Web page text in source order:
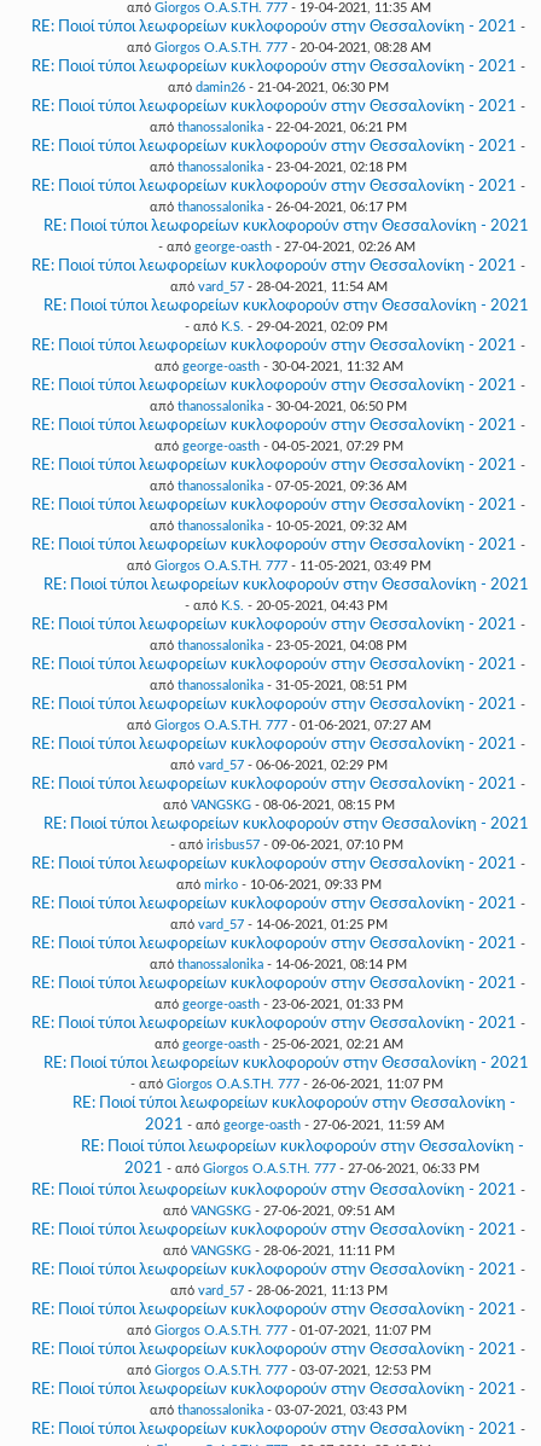
από Giorgos O.A.S.TH. 777- 19-04-2021, 11:35 AM
RE: Ποιοί τύποι λεωφορείων κυκλοφορούν στην Θεσσαλονίκη - 2021 -
από Giorgos O.A.S.TH. 777- 20-04-2021, 08:28 AM
RE: Ποιοί τύποι λεωφορείων κυκλοφορούν στην Θεσσαλονίκη - 2021 -
από damin26 - 21-04-2021, 06:30 PM
RE: Ποιοί τύποι λεωφορείων κυκλοφορούν στην Θεσσαλονίκη - 2021 -
από thanossalonika - 22-04-2021, 06:21 PM
RE: Ποιοί τύποι λεωφορείων κυκλοφορούν στην Θεσσαλονίκη - 2021 -
από thanossalonika - 23-04-2021, 02:18 PM
RE: Ποιοί τύποι λεωφορείων κυκλοφορούν στην Θεσσαλονίκη - 2021 -
από thanossalonika - 26-04-2021, 06:17 PM
RE: Ποιοί τύποι λεωφορείων κυκλοφορούν στην Θεσσαλονίκη - 2021
- από george-oasth- 27-04-2021, 02:26 AM
RE: Ποιοί τύποι λεωφορείων κυκλοφορούν στην Θεσσαλονίκη - 2021 -
από vard_57- 28-04-2021, 11:54 AM
RE: Ποιοί τύποι λεωφορείων κυκλοφορούν στην Θεσσαλονίκη - 2021
- από K.S. - 29-04-2021, 02:09 PM
RE: Ποιοί τύποι λεωφορείων κυκλοφορούν στην Θεσσαλονίκη - 2021 -
από george-oasth- 30-04-2021, 11:32 AM
RE: Ποιοί τύποι λεωφορείων κυκλοφορούν στην Θεσσαλονίκη - 2021 -
από thanossalonika - 30-04-2021, 06:50 PM
RE: Ποιοί τύποι λεωφορείων κυκλοφορούν στην Θεσσαλονίκη - 2021 -
από george-oasth- 04-05-2021, 07:29 PM
RE: Ποιοί τύποι λεωφορείων κυκλοφορούν στην Θεσσαλονίκη - 2021 -
από thanossalonika - 07-05-2021, 09:36 AM
RE: Ποιοί τύποι λεωφορείων κυκλοφορούν στην Θεσσαλονίκη - 2021 -
από thanossalonika - 10-05-2021, 09:32 AM
RE: Ποιοί τύποι λεωφορείων κυκλοφορούν στην Θεσσαλονίκη - 2021 -
από Giorgos O.A.S.TH. 777- 11-05-2021, 03:49 PM
RE: Ποιοί τύποι λεωφορείων κυκλοφορούν στην Θεσσαλονίκη - 2021
- από K.S. - 20-05-2021, 04:43 PM
RE: Ποιοί τύποι λεωφορείων κυκλοφορούν στην Θεσσαλονίκη - 2021 -
από thanossalonika - 23-05-2021, 04:08 PM
RE: Ποιοί τύποι λεωφορείων κυκλοφορούν στην Θεσσαλονίκη - 2021 -
από thanossalonika - 31-05-2021, 08:51 PM
RE: Ποιοί τύποι λεωφορείων κυκλοφορούν στην Θεσσαλονίκη - 2021 -
από Giorgos O.A.S.TH. 777- 01-06-2021, 07:27 AM
RE: Ποιοί τύποι λεωφορείων κυκλοφορούν στην Θεσσαλονίκη - 2021 -
από vard_57- 06-06-2021, 02:29 PM
RE: Ποιοί τύποι λεωφορείων κυκλοφορούν στην Θεσσαλονίκη - 2021 -
από VANGSKG- 08-06-2021, 08:15 PM
RE: Ποιοί τύποι λεωφορείων κυκλοφορούν στην Θεσσαλονίκη - 2021
- από irisbus57- 09-06-2021, 07:10 PM
RE: Ποιοί τύποι λεωφορείων κυκλοφορούν στην Θεσσαλονίκη - 2021 -
από mirko- 10-06-2021, 09:33 PM
RE: Ποιοί τύποι λεωφορείων κυκλοφορούν στην Θεσσαλονίκη - 2021 -
από vard_57- 14-06-2021, 01:25 PM
RE: Ποιοί τύποι λεωφορείων κυκλοφορούν στην Θεσσαλονίκη - 2021 -
από thanossalonika - 14-06-2021, 08:14 PM
RE: Ποιοί τύποι λεωφορείων κυκλοφορούν στην Θεσσαλονίκη - 2021 -
από george-oasth- 23-06-2021, 01:33 PM
RE: Ποιοί τύποι λεωφορείων κυκλοφορούν στην Θεσσαλονίκη - 2021 -
από george-oasth- 25-06-2021, 02:21 AM
RE: Ποιοί τύποι λεωφορείων κυκλοφορούν στην Θεσσαλονίκη - 2021
- από Giorgos O.A.S.TH. 777- 26-06-2021, 11:07 PM
RE: Ποιοί τύποι λεωφορείων κυκλοφορούν στην Θεσσαλονίκη -
2021 - από george-oasth- 27-06-2021, 11:59 AM
RE: Ποιοί τύποι λεωφορείων κυκλοφορούν στην Θεσσαλονίκη -
2021 - από Giorgos O.A.S.TH. 777 - 27-06-2021, 06:33 PM
RE: Ποιοί τύποι λεωφορείων κυκλοφορούν στην Θεσσαλονίκη - 2021 -
από VANGSKG- 27-06-2021, 09:51 AM
RE: Ποιοί τύποι λεωφορείων κυκλοφορούν στην Θεσσαλονίκη - 2021 -
από VANGSKG- 28-06-2021, 11:11 PM
RE: Ποιοί τύποι λεωφορείων κυκλοφορούν στην Θεσσαλονίκη - 2021 -
από vard_57- 28-06-2021, 11:13 PM
RE: Ποιοί τύποι λεωφορείων κυκλοφορούν στην Θεσσαλονίκη - 2021 -
από Giorgos O.A.S.TH. 777- 01-07-2021, 11:07 PM
RE: Ποιοί τύποι λεωφορείων κυκλοφορούν στην Θεσσαλονίκη - 2021 -
από Giorgos O.A.S.TH. 777- 03-07-2021, 12:53 PM
RE: Ποιοί τύποι λεωφορείων κυκλοφορούν στην Θεσσαλονίκη - 2021 -
από thanossalonika - 03-07-2021, 03:43 PM
RE: Ποιοί τύποι λεωφορείων κυκλοφορούν στην Θεσσαλονίκη - 2021 -